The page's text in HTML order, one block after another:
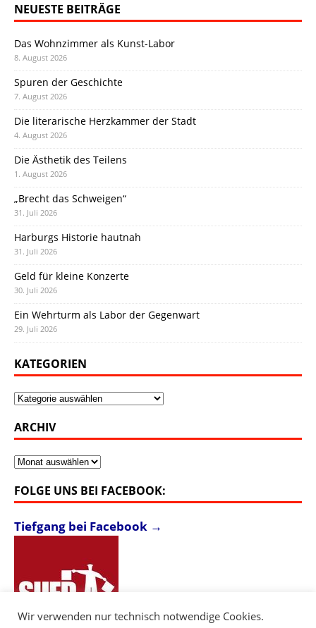
NEUESTE BEITRÄGE
Das Wohnzimmer als Kunst-Labor
8. August 2026
Spuren der Geschichte
7. August 2026
Die literarische Herzkammer der Stadt
4. August 2026
Die Ästhetik des Teilens
1. August 2026
„Brecht das Schweigen“
31. Juli 2026
Harburgs Historie hautnah
31. Juli 2026
Geld für kleine Konzerte
30. Juli 2026
Ein Wehrturm als Labor der Gegenwart
29. Juli 2026
KATEGORIEN
Kategorien
ARCHIV
Archiv
FOLGE UNS BEI FACEBOOK:
Tiefgang bei Facebook →
Wir verwenden nur technisch notwendige Cookies.